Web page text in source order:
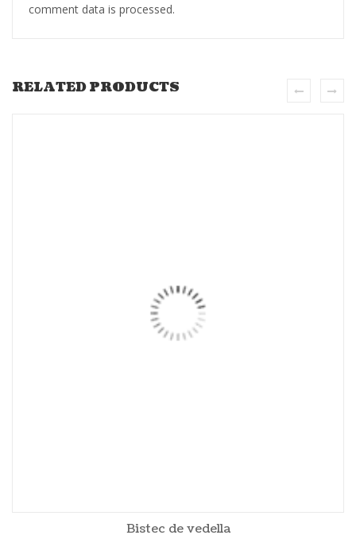
comment data is processed.
RELATED PRODUCTS
Bistec de vedella